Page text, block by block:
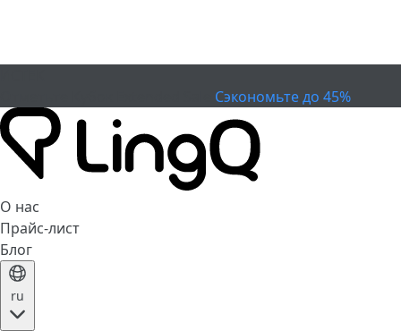
Сэкономьте до 45%
О нас
Прайс-лист
Блог
ru